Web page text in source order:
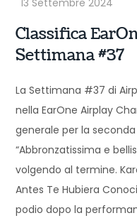
Classifica
Settimana #37
La Settimana #37 di
nella EarOne Airplay
generale per la
“Abbronzatissima e
volgendo al termine.
Antes Te Hubiera
podio dopo la